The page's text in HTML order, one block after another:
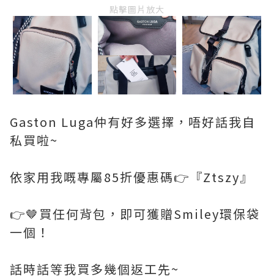
點擊圖片放大
Gaston Luga仲有好多選擇，唔好話我自
私買啦~
依家用我嘅專屬85折優惠碼👉『Ztszy』
👉🤎買任何背包，即可獲贈Smiley環保袋
一個！
話時話等我買多幾個返工先~